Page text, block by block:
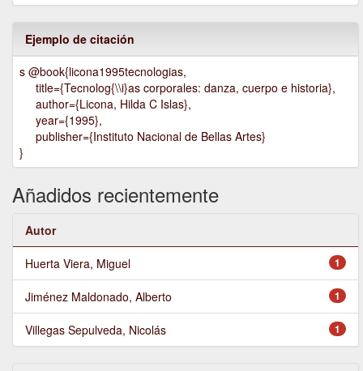
Ejemplo de citación
s @book{licona1995tecnologias,
title={Tecnolog{\\i}as corporales: danza, cuerpo e historia},
author={Licona, Hilda C Islas},
year={1995},
publisher={Instituto Nacional de Bellas Artes}
}
Añadidos recientemente
Autor
1
Huerta Viera, Miguel
1
Jiménez Maldonado, Alberto
1
Villegas Sepulveda, Nicolás